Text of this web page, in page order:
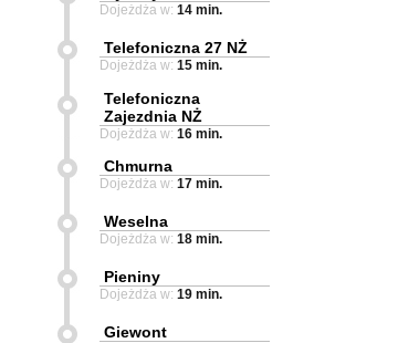
Dojeżdża w: 14 min.
Telefoniczna 27 NŻ
Dojeżdża w: 15 min.
Telefoniczna
Zajezdnia NŻ
Dojeżdża w: 16 min.
Chmurna
Dojeżdża w: 17 min.
Weselna
Dojeżdża w: 18 min.
Pieniny
Dojeżdża w: 19 min.
Giewont